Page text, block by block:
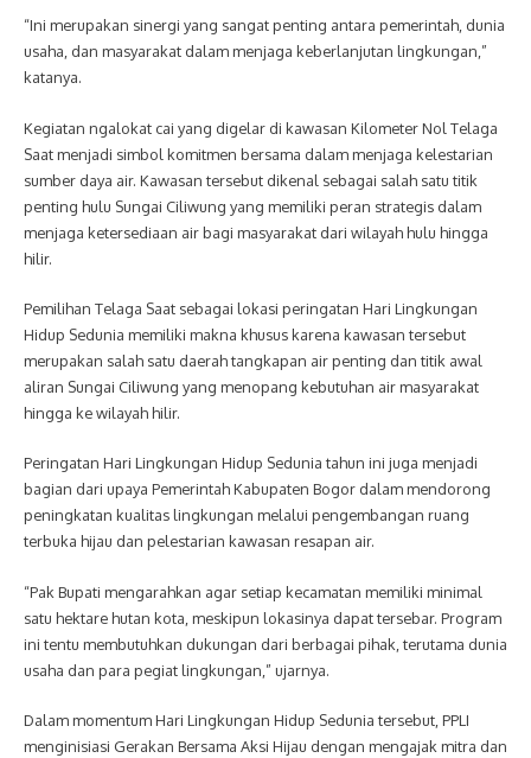
“Ini merupakan sinergi yang sangat penting antara pemerintah, dunia
usaha, dan masyarakat dalam menjaga keberlanjutan lingkungan,”
katanya.
Kegiatan ngalokat cai yang digelar di kawasan Kilometer Nol Telaga
Saat menjadi simbol komitmen bersama dalam menjaga kelestarian
sumber daya air. Kawasan tersebut dikenal sebagai salah satu titik
penting hulu Sungai Ciliwung yang memiliki peran strategis dalam
menjaga ketersediaan air bagi masyarakat dari wilayah hulu hingga
hilir.
Pemilihan Telaga Saat sebagai lokasi peringatan Hari Lingkungan
Hidup Sedunia memiliki makna khusus karena kawasan tersebut
merupakan salah satu daerah tangkapan air penting dan titik awal
aliran Sungai Ciliwung yang menopang kebutuhan air masyarakat
hingga ke wilayah hilir.
Peringatan Hari Lingkungan Hidup Sedunia tahun ini juga menjadi
bagian dari upaya Pemerintah Kabupaten Bogor dalam mendorong
peningkatan kualitas lingkungan melalui pengembangan ruang
terbuka hijau dan pelestarian kawasan resapan air.
“Pak Bupati mengarahkan agar setiap kecamatan memiliki minimal
satu hektare hutan kota, meskipun lokasinya dapat tersebar. Program
ini tentu membutuhkan dukungan dari berbagai pihak, terutama dunia
usaha dan para pegiat lingkungan,” ujarnya.
Dalam momentum Hari Lingkungan Hidup Sedunia tersebut, PPLI
menginisiasi Gerakan Bersama Aksi Hijau dengan mengajak mitra dan